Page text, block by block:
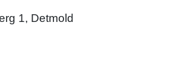
1, Detmold